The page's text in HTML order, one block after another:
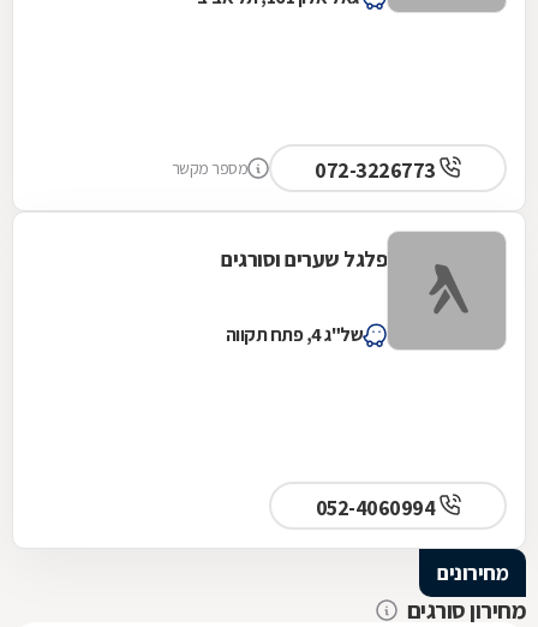
מספר מקשר
פלגל שערים וסורגים
של"ג 4, פתח תקווה
052-4060994
מחירונים
מחירון סורגים